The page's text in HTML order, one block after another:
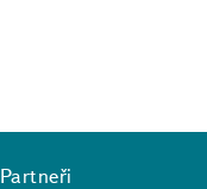
Partneři